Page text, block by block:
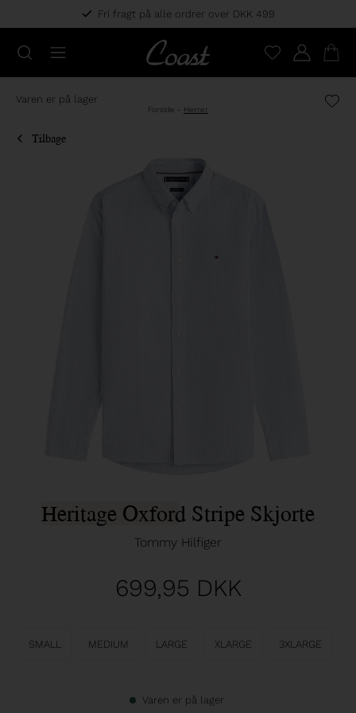
Fri fragt på alle ordrer over DKK 499
Varen er på lager
Forside - Herrer
Tilbage
Heritage Oxford Stripe Skjorte
Tommy Hilfiger
699,95 DKK
SMALL MEDIUM LARGE XLARGE 3XLARGE
Varen er på lager